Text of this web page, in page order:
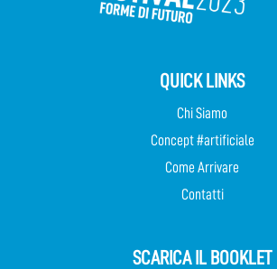
QUICK LINKS
Chi Siamo
Concept #artificiale
Come Arrivare
Contatti
SCARICA IL BOOKLET